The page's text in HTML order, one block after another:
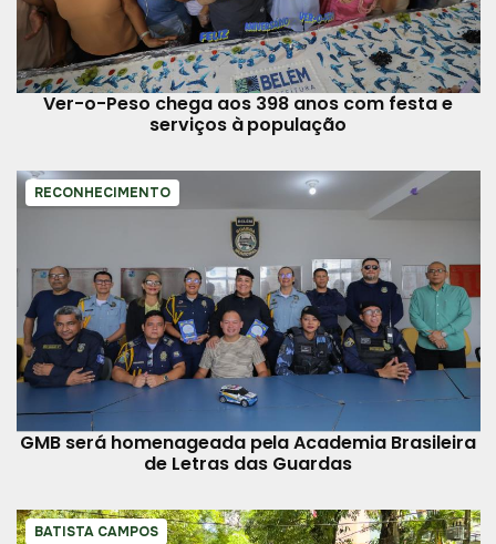
Ver-o-Peso chega aos 398 anos com festa e
serviços à população
RECONHECIMENTO
GMB será homenageada pela Academia Brasileira
de Letras das Guardas
BATISTA CAMPOS